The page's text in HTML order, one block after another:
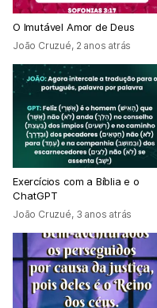
O Imutável Amor de Deus
João Cruzué, 2 anos atrás
Exercícios com a Bíblia e o
ChatGPT
João Cruzué, 3 anos atrás